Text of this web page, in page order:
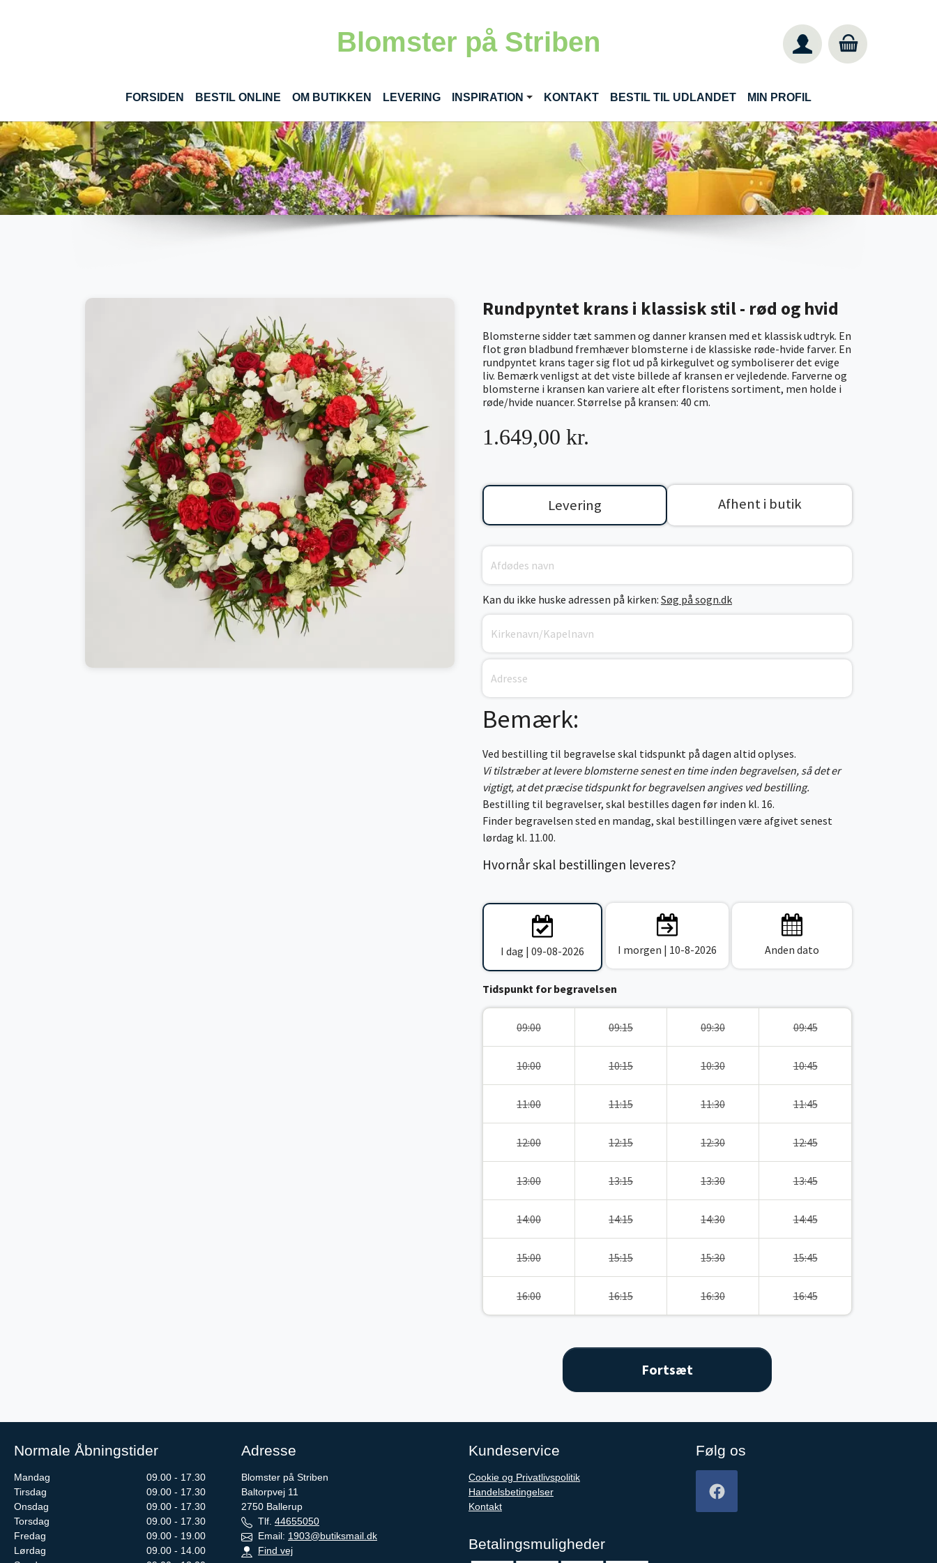
Blomster på Striben
FORSIDEN BESTIL ONLINE(CURRENT)
OM BUTIKKEN LEVERING INSPIRATION KONTAKT BESTIL TIL UDLANDET MIN PROFIL
Rundpyntet krans i klassisk stil - rød og hvid
Blomsterne sidder tæt sammen og danner kransen med et klassisk udtryk. En
flot grøn bladbund fremhæver blomsterne i de klassiske røde-hvide farver. En
rundpyntet krans tager sig flot ud på kirkegulvet og symboliserer det evige
liv. Bemærk venligst at det viste billede af kransen er vejledende. Farverne og
blomsterne i kransen kan variere alt efter floristens sortiment, men holde i
røde/hvide nuancer. Størrelse på kransen: 40 cm.
1.649,00 kr.
Levering Afhent i butik
Kan du ikke huske adressen på kirken: Søg på sogn.dk
Bemærk:
Ved bestilling til begravelse skal tidspunkt på dagen altid oplyses.
Vi tilstræber at levere blomsterne senest en time inden begravelsen, så det er
vigtigt, at det præcise tidspunkt for begravelsen angives ved bestilling.
Bestilling til begravelser, skal bestilles dagen før inden kl. 16.
Finder begravelsen sted en mandag, skal bestillingen være afgivet senest
lørdag kl. 11.00.
Hvornår skal bestillingen leveres?
I dag | 09-08-2026 I morgen | 10-8-2026 Anden dato
Tidspunkt for begravelsen
09:00 09:15 09:30 09:45
10:00 10:15 10:30 10:45
11:00 11:15 11:30 11:45
12:00 12:15 12:30 12:45
13:00 13:15 13:30 13:45
14:00 14:15 14:30 14:45
15:00 15:15 15:30 15:45
16:00 16:15 16:30 16:45
Normale Åbningstider
Mandag
09.00 - 17.30
Tirsdag
09.00 - 17.30
Onsdag
09.00 - 17.30
Torsdag
09.00 - 17.30
Fredag
09.00 - 19.00
Lørdag
09.00 - 14.00
Adresse
Blomster på Striben
Baltorpvej 11
2750 Ballerup
Tlf. 44655050
Email: 1903@butiksmail.dk
Find vej
Kundeservice
Cookie og Privatlivspolitik
Handelsbetingelser
Kontakt
Betalingsmuligheder
Følg os